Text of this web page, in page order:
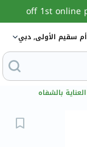
أم سقيم الأولى, دبي
العناية بالشفاه